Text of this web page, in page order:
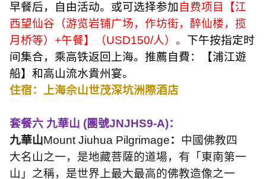
早餐后，自由活动。或可选择参加 自费项目【江
西望仙谷（游览岩铺广场，作坊街，醉仙楼，揽
月桥等） +午餐】（USD150/人）。 下午按指定时
间集合，乘高铁返回上海。推薦自費：【浦江遊
船】和高山流水貴州宴。
住宿：上海佘山世茂深坑洲際酒店
套餐六 九華山 (團號JNJHS9-A)：
九華山Mount Jiuhua Pilgrimage： 中國佛教四
大名山之一，是地藏菩薩的道場，有「東南第一
山」之稱，是世界上最大最高的佛教造像之一